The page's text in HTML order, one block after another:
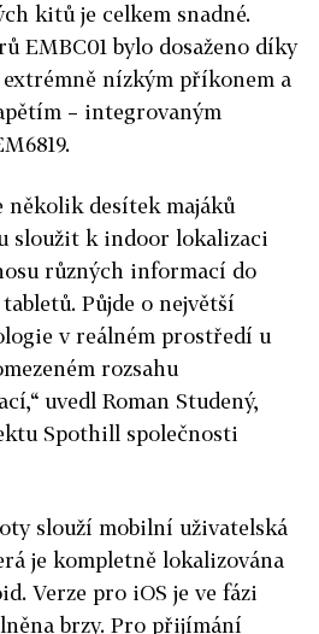
kitů je celkem snadné.
EMBC01 bylo dosaženo díky
extrémně nízkým příkonem a
– integrovaným
několik desítek majáků
sloužit k indoor lokalizaci
různých informací do
Půjde o největší
v reálném prostředí u
rozsahu
uvedl Roman Studený,
Spothill společnosti
slouží mobilní uživatelská
je kompletně lokalizována
Verze pro iOS je ve fázi
brzy. Pro přijímání